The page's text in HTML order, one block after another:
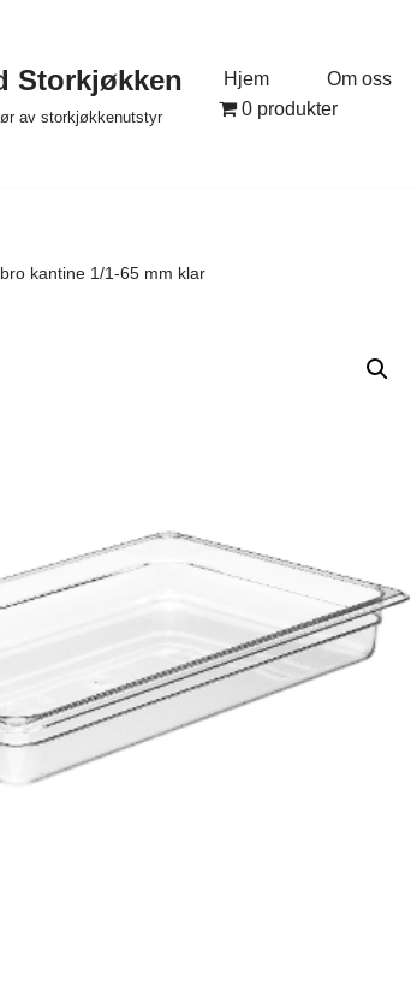
Storkjøkken
av storkjøkkenutstyr
Hjem Om oss
0 produkter
kantine 1/1-65 mm klar